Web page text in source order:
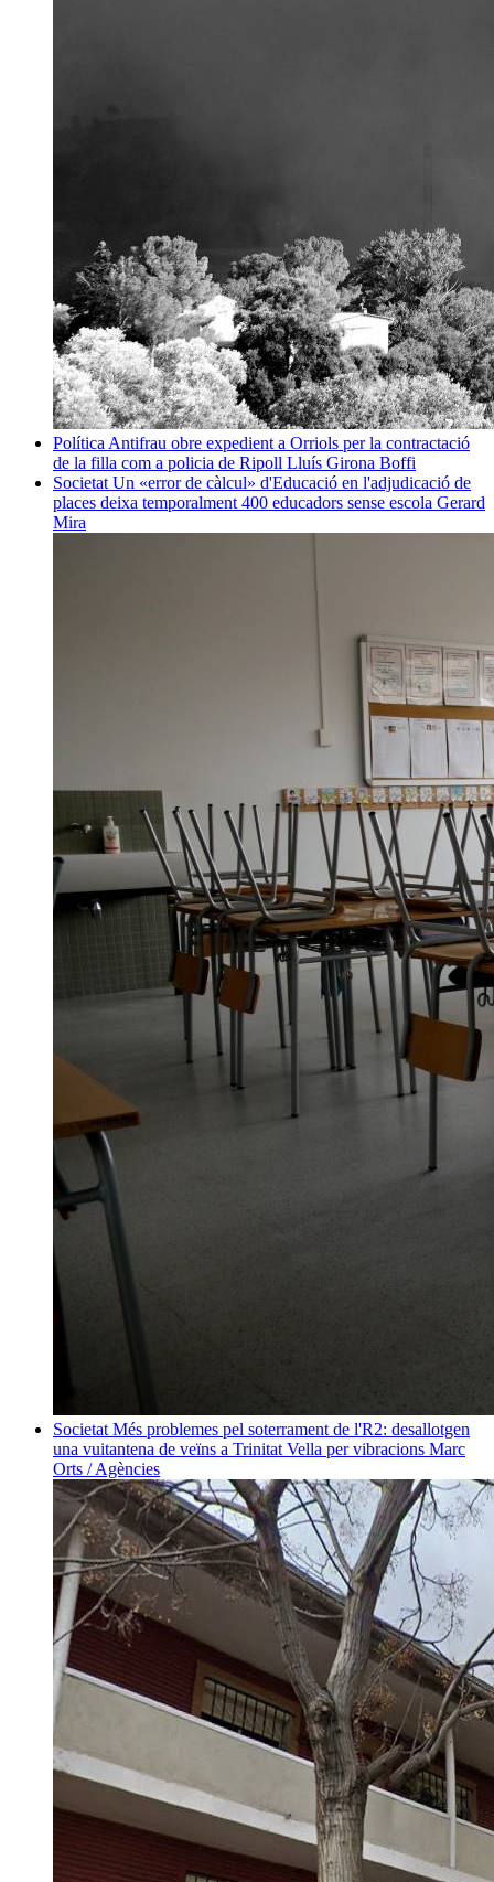
Política Antifrau obre expedient a Orriols per la contractació
de la filla com a policia de Ripoll Lluís Girona Boffi
Societat Un «error de càlcul» d'Educació en l'adjudicació de
places deixa temporalment 400 educadors sense escola Gerard
Mira
Societat Més problemes pel soterrament de l'R2: desallotgen
una vuitantena de veïns a Trinitat Vella per vibracions Marc
Orts / Agències